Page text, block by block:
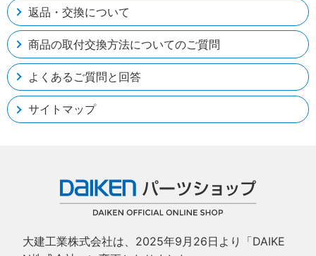
返品・交換について
商品の取付交換方法についてのご質問
よくあるご質問と回答
サイトマップ
大建工業株式会社は、2025年9月26日より「DAIKE